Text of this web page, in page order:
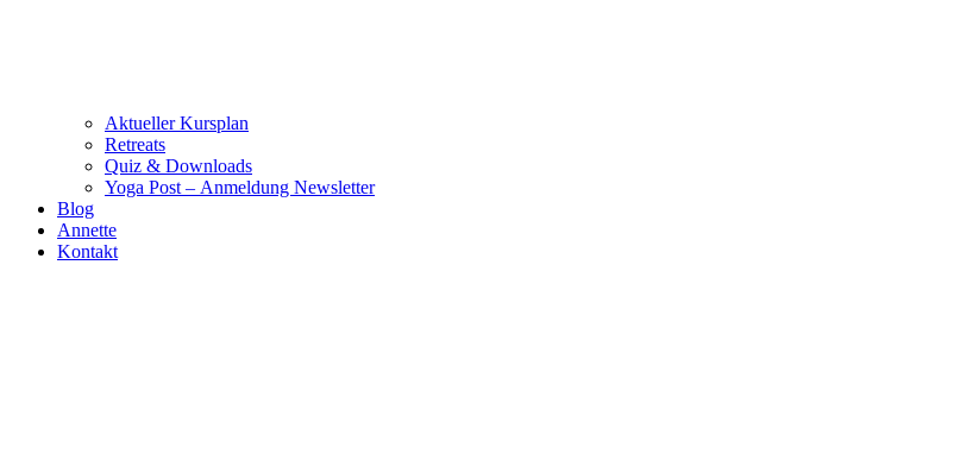
Aktueller Kursplan
Retreats
Quiz & Downloads
Yoga Post – Anmeldung Newsletter
Blog
Annette
Kontakt